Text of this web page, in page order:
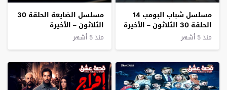
مسلسل شباب البومب 14
الحلقة 30 الثلاثون – الأخيرة
منذ 5 أشهر
مسلسل الضايعة الحلقة 30
الثلاثون – الأخيرة
منذ 5 أشهر